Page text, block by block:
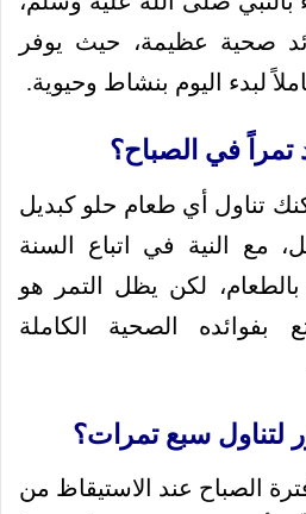
صحية عظيمة، حيث يوفر
لبدء اليوم بنشاط وحيوية.
تمراً في الصباح؟
تناول أي طعام حلو كبديل
مع النية في اتباع السنة
بالطعام، لكن يظل التمر هو
بفوائده الصحية الكاملة
سبع تمرات؟
الصباح عند الاستيقاظ من